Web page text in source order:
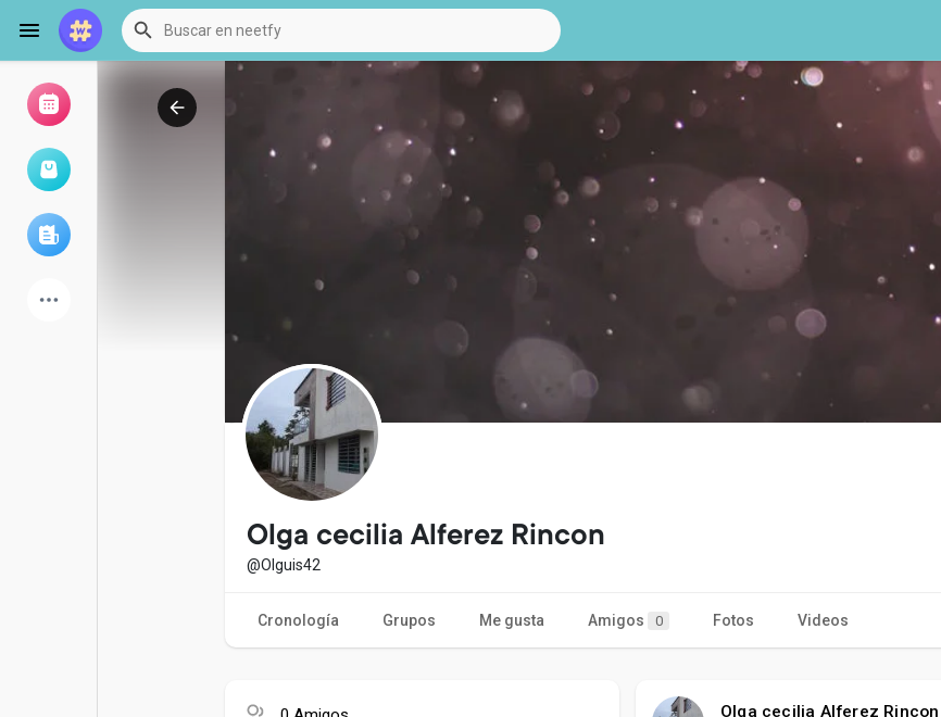
Mis eventos
Explorar
Olga cecilia Alferez Rincon
@Olguis42
Cronología Grupos Me gusta Amigos 0 Fotos Videos
Olga cecilia Alferez Rincon